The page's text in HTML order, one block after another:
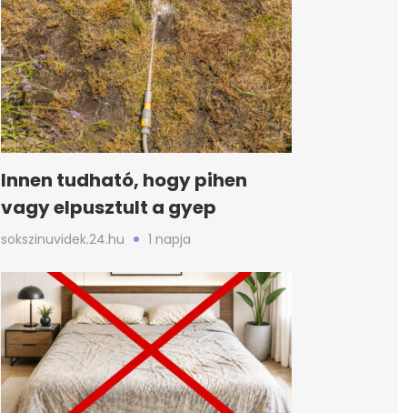
Innen tudható, hogy pihen
vagy elpusztult a gyep
sokszinuvidek.24.hu 1 napja